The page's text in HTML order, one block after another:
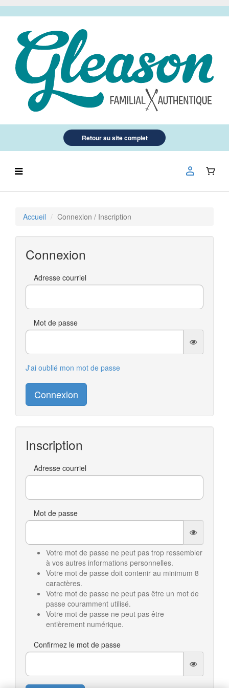
Retour au site complet
Accueil Connexion / Inscription
Connexion
Adresse courriel
Mot de passe
J'ai oublié mon mot de passe
Connexion
Inscription
Adresse courriel
Mot de passe
Votre mot de passe ne peut pas trop ressembler
à vos autres informations personnelles.
Votre mot de passe doit contenir au minimum 8
caractères.
Votre mot de passe ne peut pas être un mot de
passe couramment utilisé.
Votre mot de passe ne peut pas être
entièrement numérique.
Confirmez le mot de passe